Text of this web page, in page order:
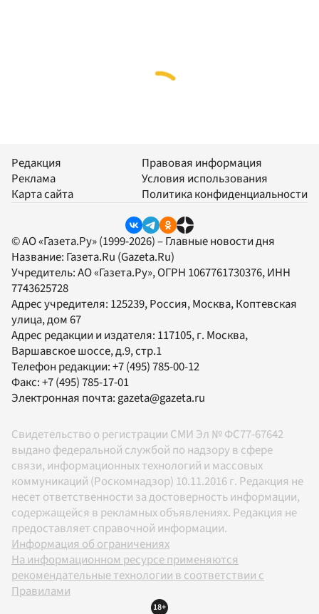
Редакция
Реклама
Карта сайта
Правовая информация
Условия использования
Политика конфиденциальности
© АО «Газета.Ру» (1999-2026) – Главные новости дня
Название: Газета.Ru (Gazeta.Ru)
Учредитель:АО «Газета.Ру», ОГРН 1067761730376, ИНН
7743625728
Адрес учредителя: 125239, Россия, Москва, Коптевская
улица, дом 67
Адрес редакции и издателя: 117105, г. Москва,
Варшавское шоссе, д.9, стр.1
Телефон редакции:+7 (495) 785-00-12
Факс:+7 (495) 785-17-01
Электронная почта:gazeta@gazeta.ru
Свидетельство о регистрации СМИ Эл № ФС77-67642
выдано федеральной службой по надзору в сфере
связи, информационных технологий и массовых
коммуникаций (Роскомнадзор) 10.11.2016 г. Редакция не
несет ответственности за достоверность информации,
содержащейся в рекламных объявлениях. Редакция не
предоставляет справочной информации.
Информация об ограничениях
На информационном ресурсе применяются
рекомендательные технологии в соответствии с
Правилами
18+